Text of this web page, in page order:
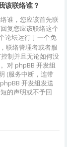
该联络谁？
谁，您应该首先联
复您应该联络这个
论坛运行于一个免
联络管理者或者服
制并且无论如何没
对 phpBB 开发组
(服务中断，连带
开发组发送
的声明或不予回